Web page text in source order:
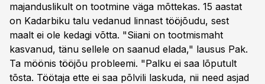
majanduslikult on tootmine väga mõttekas. 15 aastat
on Kadarbiku talu vedanud linnast tööjõudu, sest
maalt ei ole kedagi võtta. "Siiani on tootmismaht
kasvanud, tänu sellele on saanud elada," lausus Pak.
Ta möönis tööjõu probleemi. "Palku ei saa lõputult
tõsta. Töötaja ette ei saa põlvili laskuda, nii need asjad